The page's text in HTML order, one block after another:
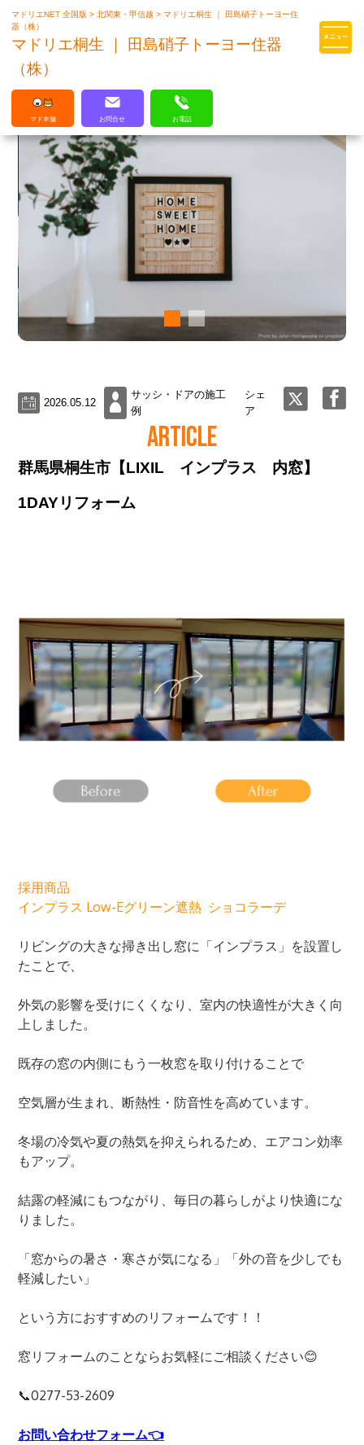
マドリエはLIXILの厳しい基準を
マドリエNET 全国版>北関東・甲信越>マドリエ桐生 ｜ 田島硝子トーヨー住
器（株）
マドリエ桐生 ｜ 田島硝子トーヨー住器
（株）
マド本舗 お問合せ お電話
2026.05.12
サッシ・ドアの施工
例
シェ
ア
ARTICLE
群馬県桐生市【LIXIL インプラス 内窓】
1DAYリフォーム